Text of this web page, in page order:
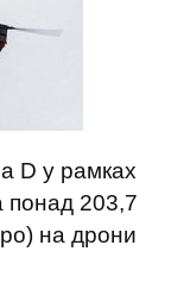
D у рамках
понад 203,7
на дрони